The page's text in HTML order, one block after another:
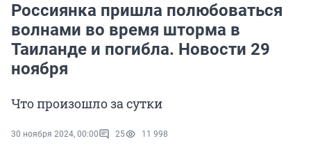
Россиянка пришла полюбоваться
волнами во время шторма в
Таиланде и погибла. Новости 29
ноября
Что произошло за сутки
30 ноября 2024, 00:00 25 11 998